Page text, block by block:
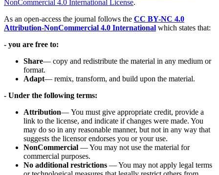
NonCommercial 4.0 International License.
As an open-access the journal follows the CC BY-NC 4.0
Attribution-NonCommercial 4.0 International which states that:
- you are free to:
Share— copy and redistribute the material in any medium or
format.
Adapt— remix, transform, and build upon the material.
- Under the following terms:
Attribution— You must give appropriate credit, provide a
link to the license, and indicate if changes were made. You
may do so in any reasonable manner, but not in any way that
suggests the licensor endorses you or your use.
NonCommercial — You may not use the material for
commercial purposes.
No additional restrictions — You may not apply legal terms